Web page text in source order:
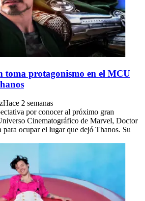
toma protagonismo en el MCU
Hace 2 semanas
por conocer al próximo gran
Cinematográfico de Marvel, Doctor
para ocupar el lugar que dejó Thanos. Su